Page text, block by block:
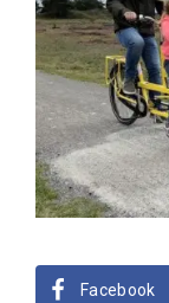
Facebook